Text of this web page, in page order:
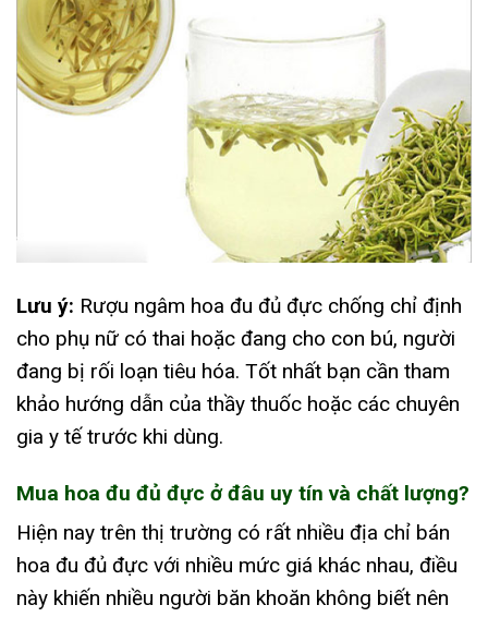
Lưu ý: Rượu ngâm hoa đu đủ đực chống chỉ định
cho phụ nữ có thai hoặc đang cho con bú, người
đang bị rối loạn tiêu hóa. Tốt nhất bạn cần tham
khảo hướng dẫn của thầy thuốc hoặc các chuyên
gia y tế trước khi dùng.
Mua hoa đu đủ đực ở đâu uy tín và chất lượng?
Hiện nay trên thị trường có rất nhiều địa chỉ bán
hoa đu đủ đực với nhiều mức giá khác nhau, điều
này khiến nhiều người băn khoăn không biết nên